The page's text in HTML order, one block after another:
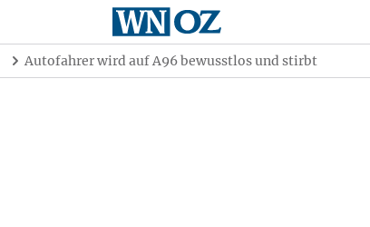
Autofahrer wird auf A96 bewusstlos und stirbt